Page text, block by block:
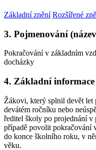
Základní znění Rozšířené
3. Pojmenování
Pokračování v základním
docházky
4. Základní
Žákovi, který splnil devět
devátém ročníku nebo
ředitel školy po projednání v
případě povolit pokračování
do konce školního roku, v
věku.